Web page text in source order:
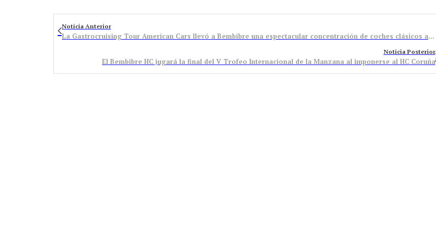
Noticia Anterior
La Gastrocruising Tour American Cars llevó a Bembibre una espectacular concentración de coches clásicos americanos
Noticia Posterior
El Bembibre HC jugará la final del V Trofeo Internacional de la Manzana al imponerse al HC Coruña